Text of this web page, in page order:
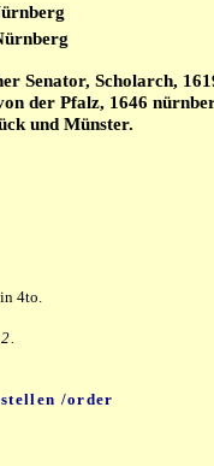
Senator, Scholarch,
der Pfalz, 1646
und Münster.
4to.
/order